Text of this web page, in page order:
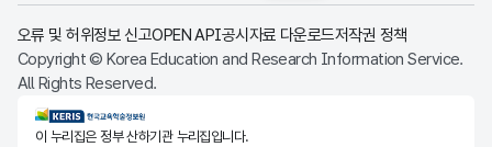
오류 및 허위정보 신고OPEN API공시자료 다운로드저작권 정책
Copyright © Korea Education and Research Information Service.
All Rights Reserved.
KERIS한국교육학술정보원
이 누리집은 정부 산하기관 누리집입니다.